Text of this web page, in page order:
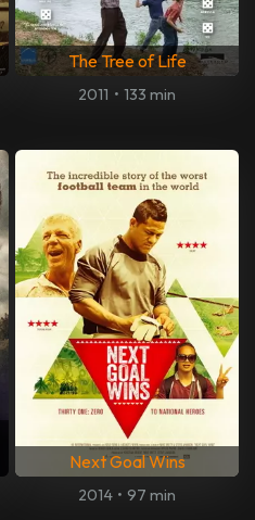
The Tree of Life
2011 • 133 min
Next Goal Wins
2014 • 97 min